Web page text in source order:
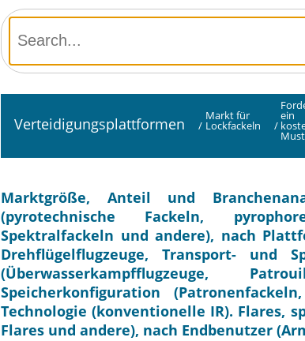
Verteidigungsplattformen /
Markt für
Lockfackeln /
ein
Marktgröße, Anteil und
(pyrotechnische Fackeln,
Spektralfackeln und andere), nach
Drehflügelflugzeuge, Transport- und
(Überwasserkampfflugzeuge,
Speicherkonfiguration
Technologie (konventionelle IR). Flares,
Flares und andere), nach Endbenutzer